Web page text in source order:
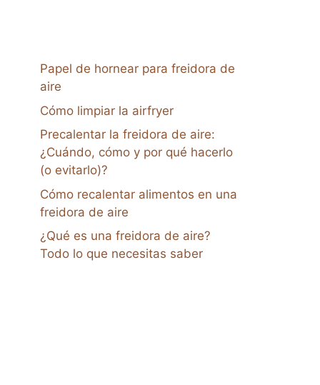
Papel de hornear para freidora de
aire
Cómo limpiar la airfryer
Precalentar la freidora de aire:
¿Cuándo, cómo y por qué hacerlo
(o evitarlo)?
Cómo recalentar alimentos en una
freidora de aire
¿Qué es una freidora de aire?
Todo lo que necesitas saber